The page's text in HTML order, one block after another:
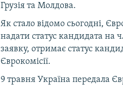
Грузія та Молдова.
Як стало відомо сьогодні,
надати статус кандидата на
заявку, отримає статус
Єврокомісії.
9 травня Україна передала